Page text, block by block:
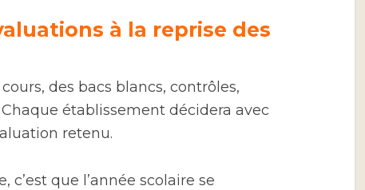
à la reprise des
des bacs blancs, contrôles,
établissement décidera avec
retenu.
c’est que l’année scolaire se